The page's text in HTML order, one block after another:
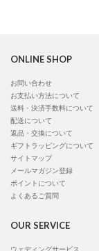
ONLINE SHOP
お問い合わせ
お支払い方法について
送料・決済手数料について
配送について
返品・交換について
ギフトラッピングについて
サイトマップ
メールマガジン登録
ポイントについて
よくあるご質問
OUR SERVICE
ウェディングサービス